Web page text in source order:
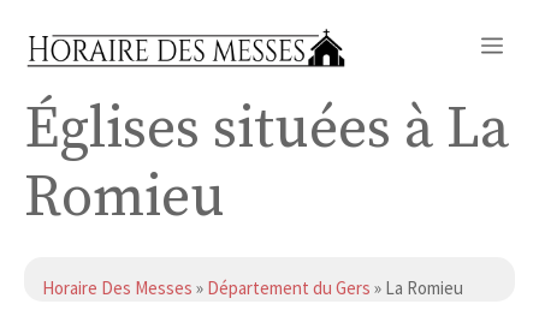
Églises situées à La
Romieu
Horaire Des Messes » Département du Gers » La Romieu